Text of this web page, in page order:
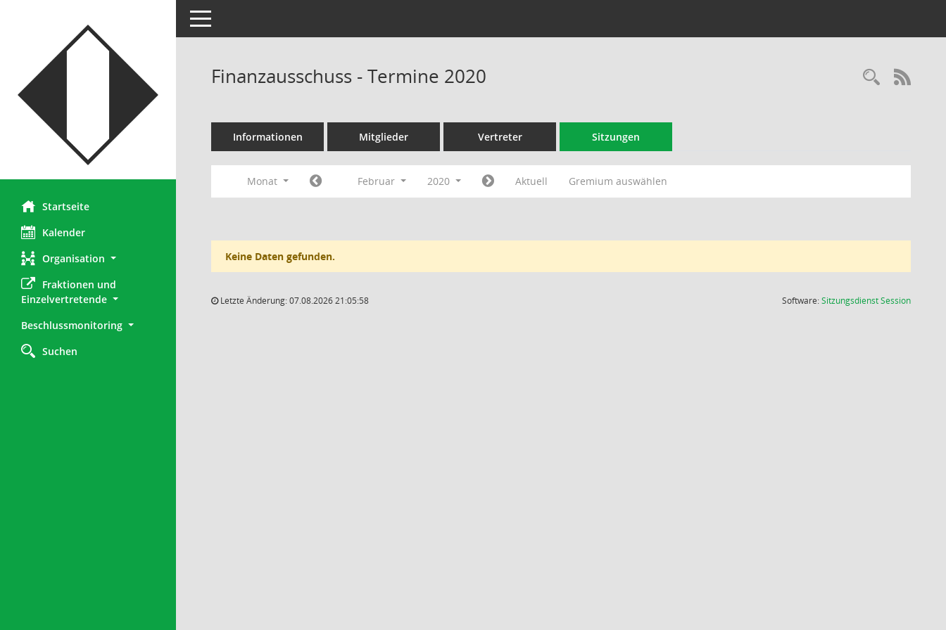
Startseite
Kalender
Organisation
Fraktionen und
Einzelvertretende
Beschlussmonitoring
Suchen
Toggle navigation
Finanzausschuss - Termine 2020
Informationen Mitglieder Vertreter Sitzungen
Monat Februar 2020 Aktuell Gremium auswählen
Keine Daten gefunden.
Letzte Änderung: 07.08.2026 21:05:58 Software:SitzungsdienstSession(Wird in